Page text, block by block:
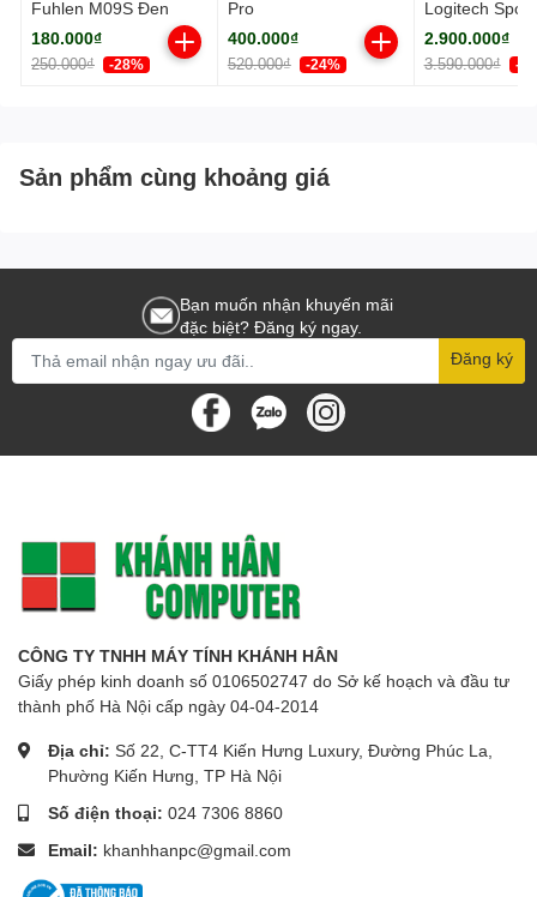
Fuhlen M09S Đen
180.000₫
250.000₫ -28%
Pro
400.000₫
520.000₫ -24%
Logitech
màu xám
2.900.000₫
3.590.000₫ -
Sản phẩm cùng khoảng giá
Bạn muốn nhận khuyến mãi
đặc biệt? Đăng ký ngay.
Đăng ký
CÔNG TY TNHH MÁY TÍNH KHÁNH HÂN
Giấy phép kinh doanh số 0106502747 do Sở kế hoạch và đầu tư
thành phố Hà Nội cấp ngày 04-04-2014
Địa chỉ: Số 22, C-TT4 Kiến Hưng Luxury, Đường Phúc La,
Phường Kiến Hưng, TP Hà Nội
Số điện thoại: 024 7306 8860
Email: khanhhanpc@gmail.com